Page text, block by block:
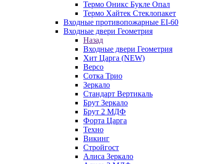
Термо Оникс Букле Опал
Термо Хайтек Стеклопакет
Входные противопожарные EI-60
Входные двери Геометрия
Назад
Входные двери Геометрия
Хит Царга (NEW)
Версо
Сотка Трио
Зеркало
Стандарт Вертикаль
Брут Зеркало
Брут 2 МДФ
Форта Царга
Техно
Викинг
Стройгост
Алиса Зеркало